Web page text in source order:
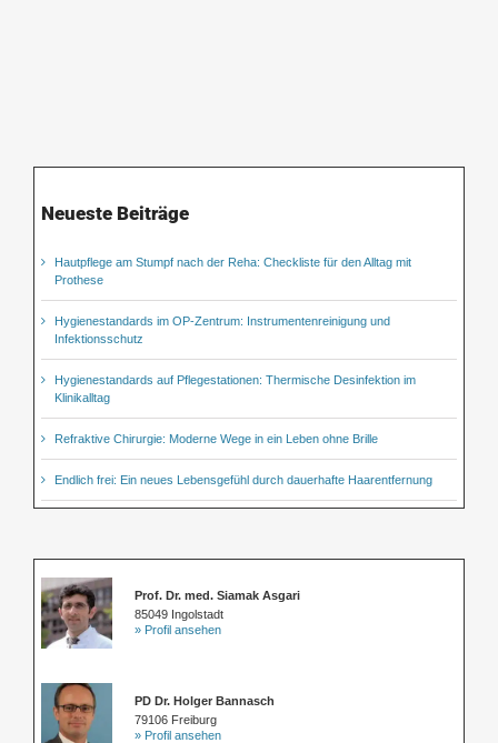
Neueste Beiträge
Hautpflege am Stumpf nach der Reha: Checkliste für den Alltag mit
Prothese
Hygienestandards im OP-Zentrum: Instrumentenreinigung und
Infektionsschutz
Hygienestandards auf Pflegestationen: Thermische Desinfektion im
Klinikalltag
Refraktive Chirurgie: Moderne Wege in ein Leben ohne Brille
Endlich frei: Ein neues Lebensgefühl durch dauerhafte Haarentfernung
Prof. Dr. med. Siamak Asgari
85049 Ingolstadt
» Profil ansehen
PD Dr. Holger Bannasch
79106 Freiburg
» Profil ansehen